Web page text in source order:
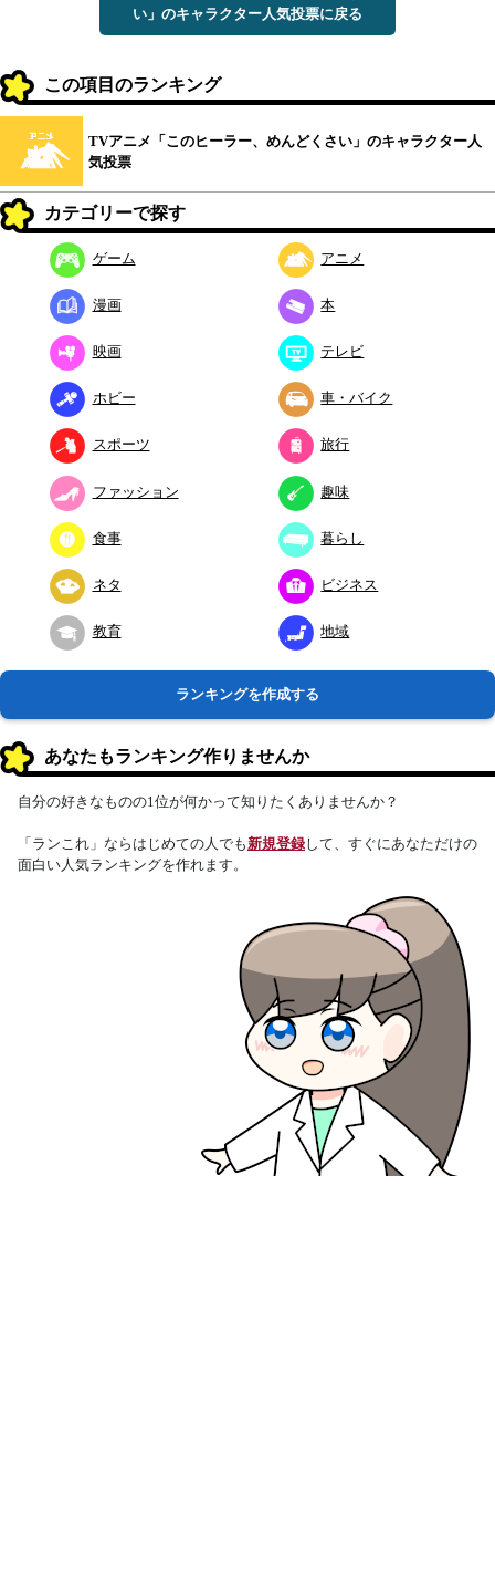
い」のキャラクター人気投票に戻る
この項目のランキング
TVアニメ「このヒーラー、めんどくさい」のキャラクター人
気投票
カテゴリーで探す
ゲーム アニメ
漫画 本
映画 テレビ
ホビー 車・バイク
スポーツ 旅行
ファッション 趣味
食事 暮らし
ネタ ビジネス
教育 地域
ランキングを作成する
あなたもランキング作りませんか
自分の好きなものの1位が何かって知りたくありませんか？
「ランこれ」ならはじめての人でも新規登録して、すぐにあなただけの
面白い人気ランキングを作れます。